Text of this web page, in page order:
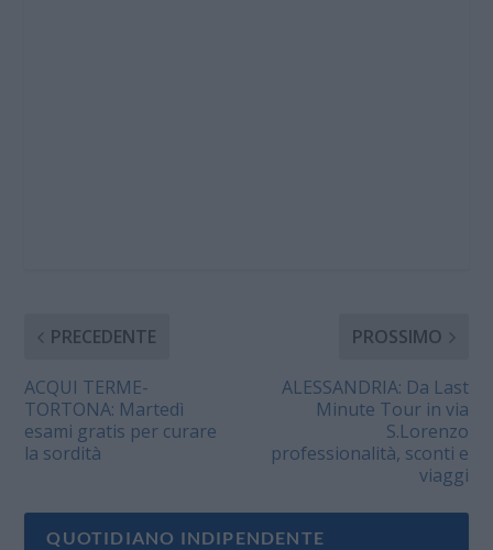
PRECEDENTE
ACQUI TERME-
TORTONA: Martedì
esami gratis per curare
la sordità
PROSSIMO
ALESSANDRIA: Da Last
Minute Tour in via
S.Lorenzo
professionalità, sconti e
viaggi
QUOTIDIANO INDIPENDENTE